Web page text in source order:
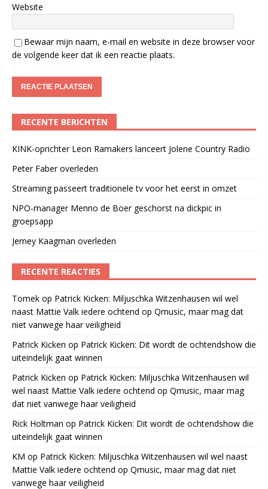
Website
Bewaar mijn naam, e-mail en website in deze browser voor
de volgende keer dat ik een reactie plaats.
RECENTE BERICHTEN
KINK-oprichter Leon Ramakers lanceert Jolene Country Radio
Peter Faber overleden
Streaming passeert traditionele tv voor het eerst in omzet
NPO-manager Menno de Boer geschorst na dickpic in
groepsapp
Jerney Kaagman overleden
RECENTE REACTIES
Tomek op Patrick Kicken: Miljuschka Witzenhausen wil wel
naast Mattie Valk iedere ochtend op Qmusic, maar mag dat
niet vanwege haar veiligheid
Patrick Kicken op Patrick Kicken: Dit wordt de ochtendshow die
uiteindelijk gaat winnen
Patrick Kicken op Patrick Kicken: Miljuschka Witzenhausen wil
wel naast Mattie Valk iedere ochtend op Qmusic, maar mag
dat niet vanwege haar veiligheid
Rick Holtman op Patrick Kicken: Dit wordt de ochtendshow die
uiteindelijk gaat winnen
KM op Patrick Kicken: Miljuschka Witzenhausen wil wel naast
Mattie Valk iedere ochtend op Qmusic, maar mag dat niet
vanwege haar veiligheid